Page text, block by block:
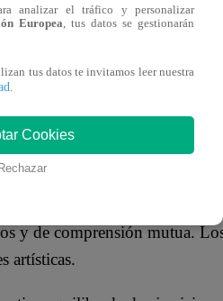
– 22 de
y de comprensión mutua.
artísticas.​
analizar el tráfico y personalizar
Europea , tus datos se gestionarán
tus datos te invitamos leer nuestra
Cookies